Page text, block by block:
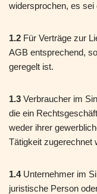
widersprochen, es sei
1.2 Für Verträge zur
AGB entsprechend,
geregelt ist.
1.3 Verbraucher im
die ein
weder ihrer
Tätigkeit zugerechnet
1.4Unternehmer im
juristische Person